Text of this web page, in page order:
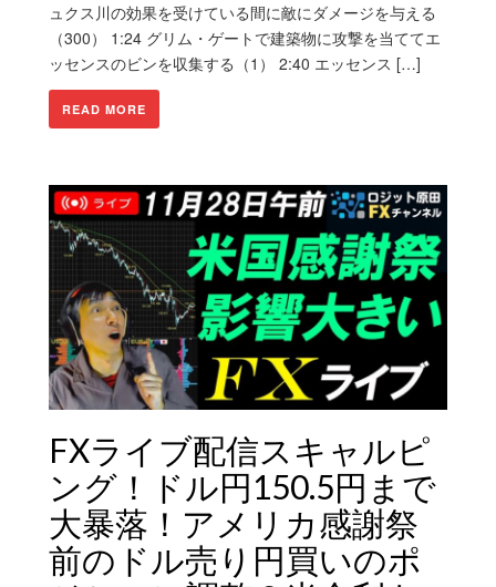
ュクス川の効果を受けている間に敵にダメージを与える
（300） 1:24 グリム・ゲートで建築物に攻撃を当ててエ
ッセンスのビンを収集する（1） 2:40 エッセンス […]
READ MORE
FXライブ配信スキャルピ
ング！ドル円150.5円まで
大暴落！アメリカ感謝祭
前のドル売り円買いのポ